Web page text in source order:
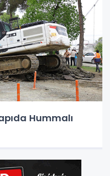
Hummalı